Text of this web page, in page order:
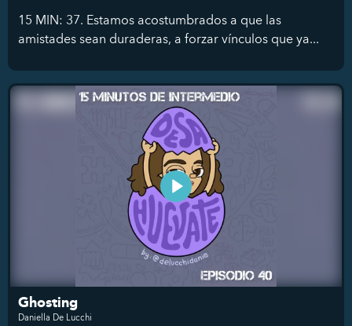
15 MIN: 37. Estamos acostumbrados a que las
amistades sean duraderas, a forzar vínculos que ya...
Ghosting
Daniella De Lucchi